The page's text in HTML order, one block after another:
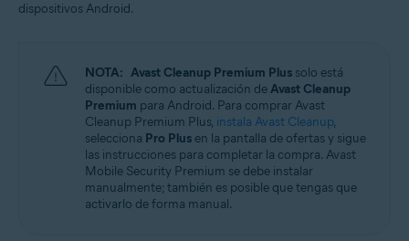
dispositivos Android.
NOTA: Avast Cleanup Premium Plus solo está
disponible como actualización deAvast Cleanup
Premium para Android. Para comprar Avast
Cleanup Premium Plus, instala Avast Cleanup,
selecciona Pro Plus en la pantalla de ofertas y sigue
las instrucciones para completar la compra. Avast
Mobile Security Premium se debe instalar
manualmente; también es posible que tengas que
activarlo de forma manual.